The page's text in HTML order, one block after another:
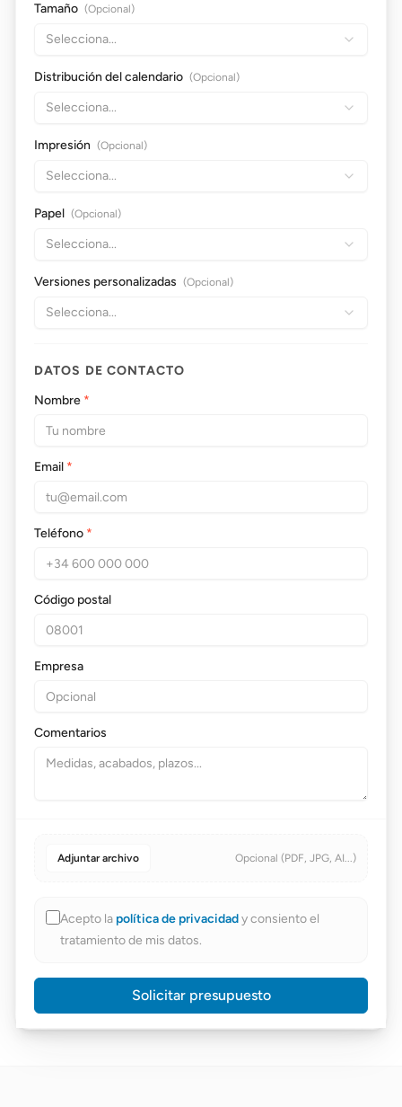
Tamaño (Opcional)
Selecciona...
Distribución del calendario (Opcional)
Selecciona...
Impresión (Opcional)
Selecciona...
Papel (Opcional)
Selecciona...
Versiones personalizadas (Opcional)
Selecciona...
DATOS DE CONTACTO
Nombre *
Email *
Teléfono *
Código postal
Empresa
Comentarios
Adjuntar archivo Opcional (PDF, JPG, AI...)
Acepto la política de privacidady consiento el
tratamiento de mis datos.
Solicitar presupuesto